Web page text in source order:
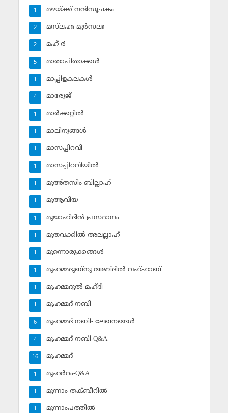
മഴയ്ക്ക് നന്ദിസൂചകം
1
മസ്‌ലഹഃ മുര്‍സലഃ
2
മഹ് ര്‍
2
മാതാപിതാക്കള്‍
5
മാപ്പിളകലകള്‍
1
മാര്യേജ്
4
മാര്‍ക്കറ്റില്‍
1
മാലിന്യങ്ങള്‍
1
മാസപ്പിറവി
1
മാസപ്പിറവിയില്‍
1
മുഅ്തസിം ബില്ലാഹ്
1
മുആവിയ
1
മുജാഹിദീന്‍ പ്രസ്ഥാനം
1
മുതവക്കില്‍ അലല്ലാഹ്
1
മുന്നൊരുക്കങ്ങള്‍
1
മുഹമ്മദുബ്‌നു അബ്ദില്‍ വഹ്ഹാബ്
1
മുഹമ്മദുല്‍ മഹ്ദി
1
മുഹമ്മദ് നബി
1
മുഹമ്മദ് നബി- ലേഖനങ്ങള്‍
6
മുഹമ്മദ് നബി-Q&A
4
മുഹമ്മദ്‌
16
മുഹര്‍റം-Q&A
1
മൂന്നാം തക്ബീറില്‍
1
മൂന്നാംപത്തില്‍
1